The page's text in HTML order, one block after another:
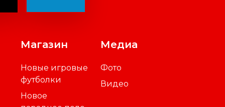
Магазин
Новые игровые
футболки
Новое
Медиа
Фото
Видео